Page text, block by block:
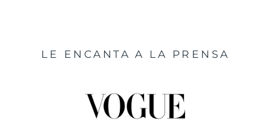
LE ENCANTA A LA PRENSA